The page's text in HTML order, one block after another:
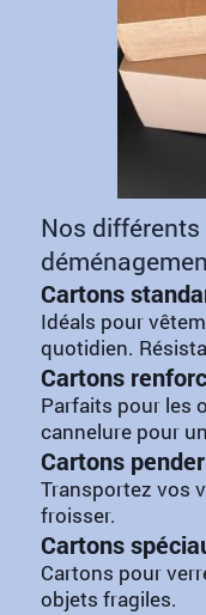
Nos
Cartons
Idéals pour
quotidien.
Cartons
Parfaits pour les
cannelure pour
Cartons
Transportez vos
froisser.
Cartons
Cartons pour
objets fragiles.